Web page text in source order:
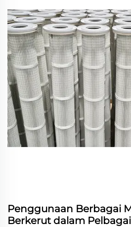
Penggunaan Berbagai
Berkerut dalam Pelbagai